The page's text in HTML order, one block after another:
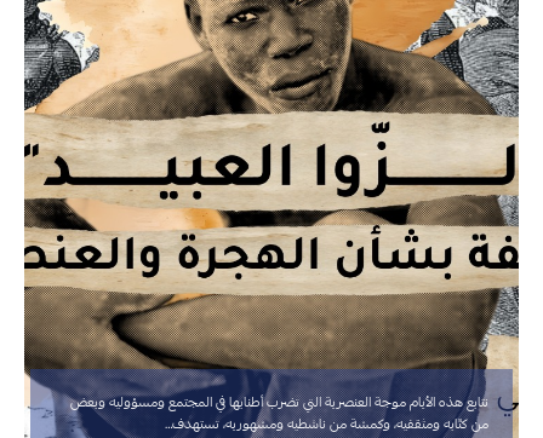
نتابع هذه الأيام موجة العنصرية التي تضرب أطنابها في المجتمع ومسؤوليه وبعض
من كتّابه ومثقفيه، وكمشة من ناشطيه ومشهوريه، تستهدف…